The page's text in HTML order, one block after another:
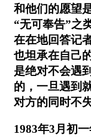
和他们的愿望
“无可奉告”之
在在地回答记
也坦承在自己
是绝对不会遇
的，一旦遇到
对方的同时不
1983年3月初